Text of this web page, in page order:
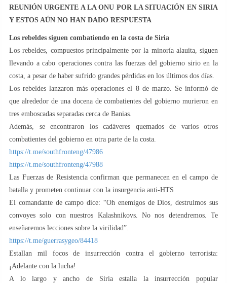
REUNIÓN URGENTE A LA ONU POR LA SITUACIÓN EN SIRIA
Y ESTOS AÚN NO HAN DADO RESPUESTA
Los rebeldes siguen combatiendo en la costa de Siria
Los rebeldes, compuestos principalmente por la minoría alauita, siguen
llevando a cabo operaciones contra las fuerzas del gobierno sirio en la
costa, a pesar de haber sufrido grandes pérdidas en los últimos dos días.
Los rebeldes lanzaron más operaciones el 8 de marzo. Se informó de
que alrededor de una docena de combatientes del gobierno murieron en
tres emboscadas separadas cerca de Banias.
Además, se encontraron los cadáveres quemados de varios otros
combatientes del gobierno en otra parte de la costa.
https://t.me/southfronteng/47986
https://t.me/southfronteng/47988
Las Fuerzas de Resistencia confirman que permanecen en el campo de
batalla y prometen continuar con la insurgencia anti-HTS
El comandante de campo dice: “Oh enemigos de Dios, destruimos sus
convoyes solo con nuestros Kalashnikovs. No nos detendremos. Te
enseñaremos lecciones sobre la virilidad”.
https://t.me/guerrasygeo/84418
Estallan mil focos de insurrección contra el gobierno terrorista:
¡Adelante con la lucha!
A lo largo y ancho de Siria estalla la insurrección popular